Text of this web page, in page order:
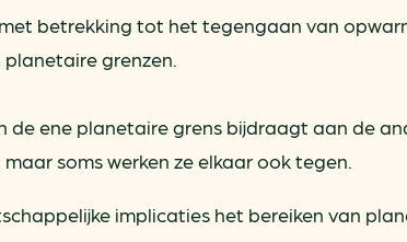
betrekking tot het tegengaan van
grenzen.
ene planetaire grens bijdraagt aan de
soms werken ze elkaar ook tegen.
implicaties het bereiken van